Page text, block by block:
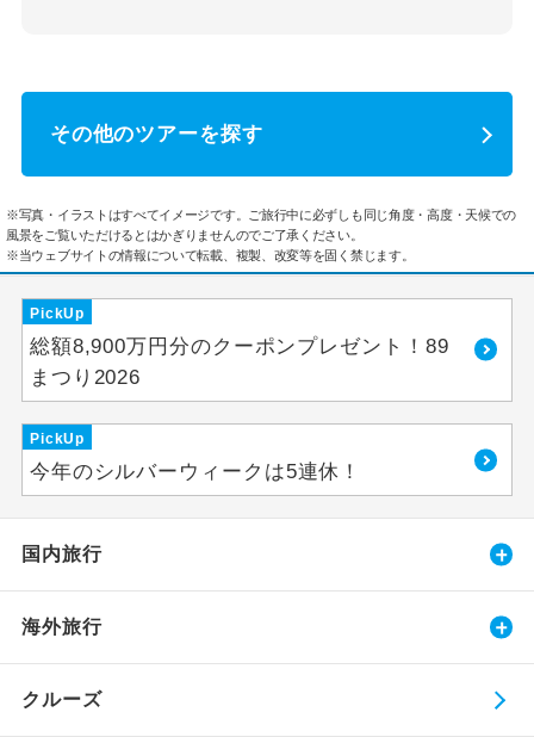
その他のツアーを探す
※写真・イラストはすべてイメージです。ご旅行中に必ずしも同じ角度・高度・天候での
風景をご覧いただけるとはかぎりませんのでご了承ください。
※当ウェブサイトの情報について転載、複製、改変等を固く禁じます。
PickUp
総額8,900万円分のクーポンプレゼント！89
まつり2026
PickUp
今年のシルバーウィークは5連休！
国内旅行
海外旅行
クルーズ